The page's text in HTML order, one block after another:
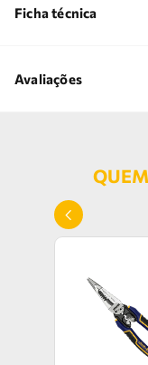
Ficha técnica
Avaliações